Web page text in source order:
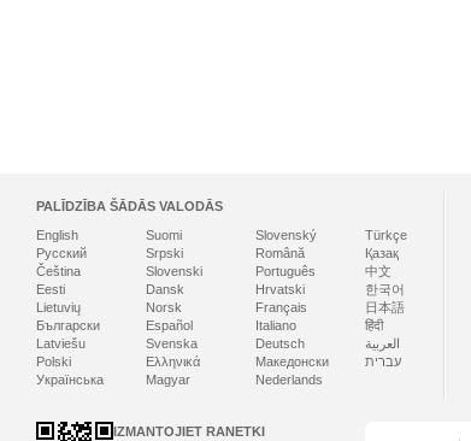
PALĪDZĪBA ŠĀDĀS VALODĀS
English
Русский
Čeština
Eesti
Lietuvių
Български
Latviešu
Polski
Українська
Suomi
Srpski
Slovenski
Dansk
Norsk
Español
Svenska
Ελληνικά
Magyar
Slovenský
Română
Português
Hrvatski
Français
Italiano
Deutsch
Македонски
Nederlands
Türkçe
Қазақ
中文
한국어
日本語
हिंदी
العربية
עברית
IZMANTOJIET RANETKI